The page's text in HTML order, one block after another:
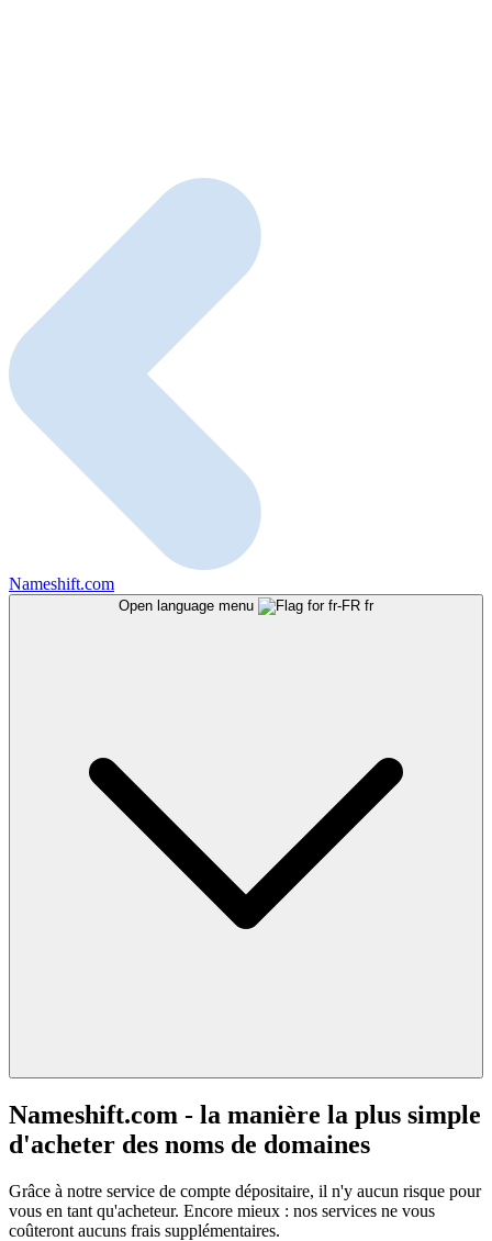
Nameshift.com
Open language menu fr
Nameshift.com - la manière la plus simple
d'acheter des noms de domaines
Grâce à notre service de compte dépositaire, il n'y aucun risque pour
vous en tant qu'acheteur. Encore mieux : nos services ne vous
coûteront aucuns frais supplémentaires.